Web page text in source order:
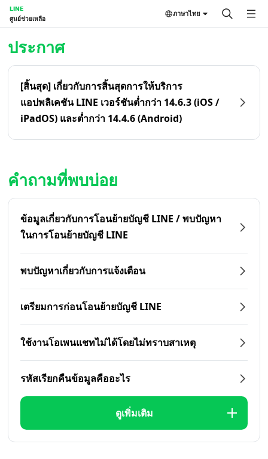
LINE
ศูนย์ช่วยเหลือ
ภาษาไทย
ประกาศ
[สิ้นสุด] เกี่ยวกับการสิ้นสุดการให้บริการ
แอปพลิเคชัน LINE เวอร์ชันต่ำกว่า 14.6.3 (iOS /
iPadOS) และต่ำกว่า 14.4.6 (Android)
คำถามที่พบบ่อย
ข้อมูลเกี่ยวกับการโอนย้ายบัญชี LINE / พบปัญหา
ในการโอนย้ายบัญชี LINE
พบปัญหาเกี่ยวกับการแจ้งเตือน
เตรียมการก่อนโอนย้ายบัญชี LINE
ใช้งานโอเพนแชทไม่ได้โดยไม่ทราบสาเหตุ
รหัสเรียกคืนข้อมูลคืออะไร
ดูเพิ่มเติม